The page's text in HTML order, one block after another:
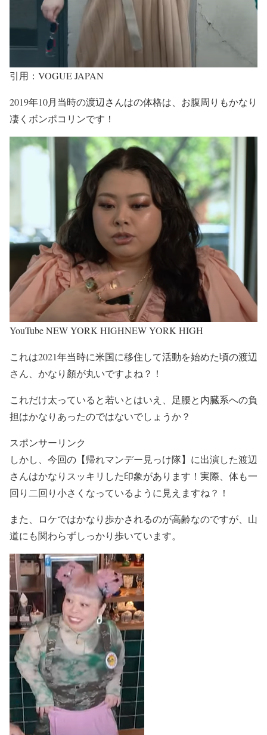
引用：VOGUE JAPAN
2019年10月当時の渡辺さんはの体格は、 お腹周りもかなり
凄くボンポコリンです！
YouTube NEW YORK HIGHNEW YORK HIGH
これは2021年当時に米国に移住して活動を始めた頃の渡辺
さん、 かなり顏が丸いですよね？！
これだけ太っていると若いとはいえ、足腰と内臓系への負
担はかなりあったのではないでしょうか？
スポンサーリンク
しかし、今回の【帰れマンデー見っけ隊】に出演した渡辺
さんはかなりスッキリした印象があります！実際、 体も一
回り二回り小さくなっているように見えますね？！
また、ロケではかなり歩かされるのが高齢なのですが、山
道にも関わらずしっかり歩いています。